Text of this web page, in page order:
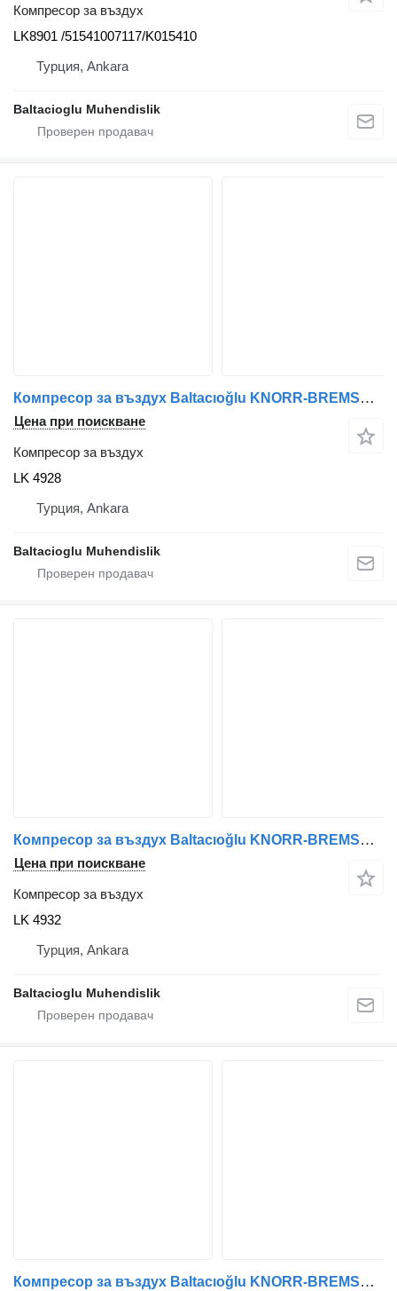
Компресор за въздух
LK8901 /51541007117/K015410
Турция, Ankara
Baltacioglu Muhendislik
Компресор за въздух Baltacıoğlu KNORR-BREMSE LK 4928 за автобус
Цена при поискване
Компресор за въздух
LK 4928
Турция, Ankara
Baltacioglu Muhendislik
Компресор за въздух Baltacıoğlu KNORR-BREMSE LK 4932 за автобус
Цена при поискване
Компресор за въздух
LK 4932
Турция, Ankara
Baltacioglu Muhendislik
Компресор за въздух Baltacıoğlu KNORR-BREMSE LK 3959 за автобус